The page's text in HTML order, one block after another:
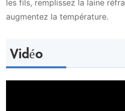
les fils, remplissez la laine
augmentez la température.
Vidéo